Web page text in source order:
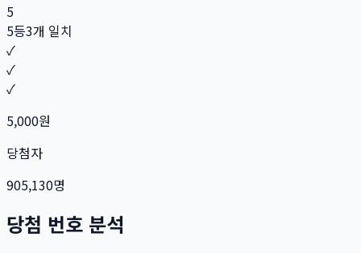
5
5등3개 일치
✓
✓
✓
5,000원
당첨자
905,130명
당첨 번호 분석